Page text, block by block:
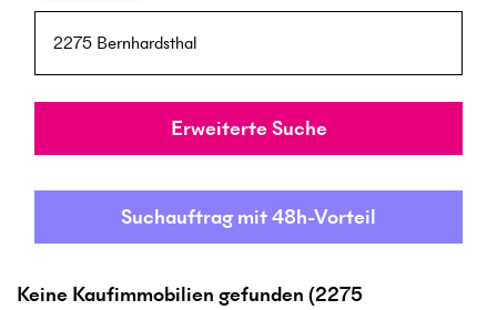
Umkreis
Erweiterte Suche
Suchauftrag mit 48h-Vorteil
Keine Kaufimmobilien gefunden (2275